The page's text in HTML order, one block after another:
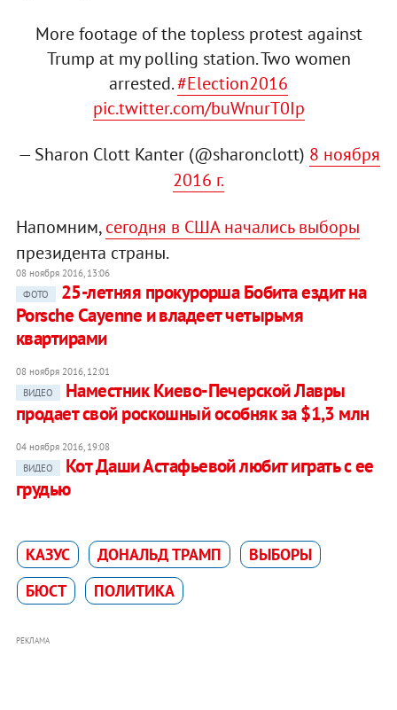
More footage of the topless protest against
Trump at my polling station. Two women
arrested.#Election2016
pic.twitter.com/buWnurT0Ip
— Sharon Clott Kanter (@sharonclott) 8 ноября
2016 г.
Напомним,сегодня в США начались выборы
президента страны.
08 ноября 2016, 13:06
ФОТО
25-летняя прокурорша Бобита ездит на
Porsche Cayenne и владеет четырьмя
квартирами
08 ноября 2016, 12:01
ВИДЕО
Наместник Киево-Печерской Лавры
продает свой роскошный особняк за $1,3 млн
04 ноября 2016, 19:08
ВИДЕО
Кот Даши Астафьевой любит играть с ее
грудью
КАЗУС ДОНАЛЬД ТРАМП
ВЫБОРЫ
БЮСТ
ПОЛИТИКА
РЕКЛАМА